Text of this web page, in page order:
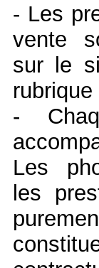
- Les
vente
sur le
-
Les
les